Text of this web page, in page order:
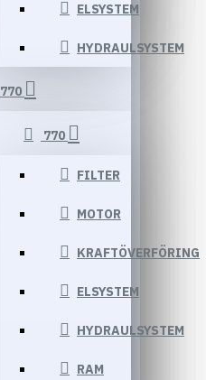
ELSYSTEM
HYDRAULSYSTEM
770
770
FILTER
MOTOR
KRAFTÖVERFÖRING
ELSYSTEM
HYDRAULSYSTEM
RAM